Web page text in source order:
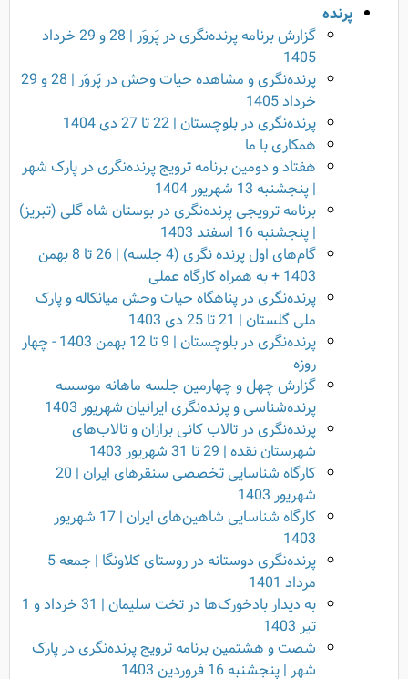
پرنده
گزارش برنامه پرنده‌نگری در پَروَر | 28 و 29 خرداد
1405
پرنده‌نگری و مشاهده حیات وحش در پَروَر | 28 و 29
خرداد 1405
پرنده‌نگری در بلوچستان | 22 تا 27 دی 1404
همکاری با ما
هفتاد و دومین برنامه ترویج پرنده‌نگری در پارک شهر
| پنجشنبه 13 شهریور 1404
برنامه ترویجی پرنده‌نگری در بوستان شاه گلی (تبریز)
| پنجشنبه 16 اسفند 1403
گام‌های اول پرنده نگری (4 جلسه) | 26 تا 8 بهمن
1403 + به همراه کارگاه عملی
پرنده‌نگری در پناهگاه حیات وحش میانکاله و پارک
ملی گلستان | 21 تا 25 دی 1403
پرنده‌نگری در بلوچستان | 9 تا 12 بهمن 1403 - چهار
روزه
گزارش چهل و چهارمین جلسه ماهانه موسسه
پرنده‌شناسی و پرنده‌نگری ایرانیان شهریور 1403
پرنده‌نگری در تالاب کانی برازان و تالاب‌های
شهرستان نقده | 29 تا 31 شهریور 1403
کارگاه شناسایی تخصصی سنقرهای ایران | 20
شهریور 1403
کارگاه شناسایی شاهین‌های ایران | 17 شهریور
1403
پرنده‌نگری دوستانه در روستای کلاونگا | جمعه 5
مرداد 1401
به دیدار بادخورک‌ها در تخت سلیمان | 31 خرداد و 1
تیر 1403
شصت و هشتمین برنامه ترویج پرنده‌نگری در پارک
شهر | پنجشنبه 16 فروردین 1403